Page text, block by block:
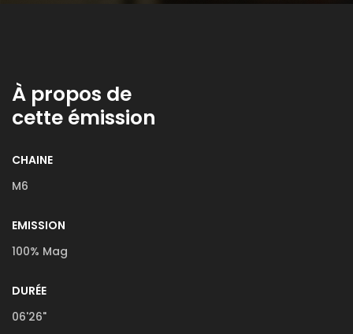
À propos de
cette émission
CHAINE
M6
EMISSION
100% Mag
DURÉE
06'26"